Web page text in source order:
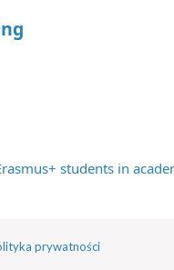
students in
prywatności